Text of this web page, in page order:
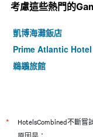
考慮這些熱門的
凱博海灘飯店
Prime Atlantic Hotel
鵜鶘旅館
* HotelsCombined不斷嘗